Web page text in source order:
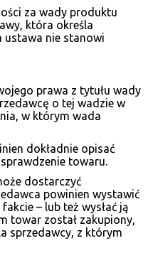
za wady produktu
która określa
ustawa nie stanowi
prawa z tytułu wady
o tej wadzie w
w którym wada
dokładnie opisać
towaru.
dostarczyć
powinien wystawić
– lub też wysłać ją
towar został zakupiony,
sprzedawcy, z którym